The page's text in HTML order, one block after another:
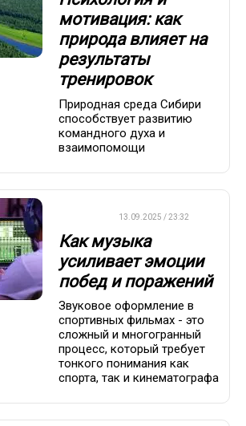
мотивация: как
природа влияет на
результаты
тренировок
Природная среда Сибири
способствует развитию
командного духа и
взаимопомощи
13.09.2025 / 23:32
Как музыка
усиливает эмоции
побед и поражений
Звуковое оформление в
спортивных фильмах - это
сложный и многогранный
процесс, который требует
тонкого понимания как
спорта, так и кинематографа